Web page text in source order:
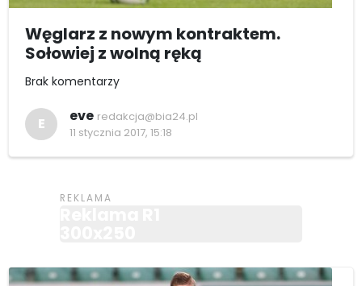
Węglarz z nowym kontraktem.
Sołowiej z wolną ręką
Brak komentarzy
E eve redakcja@bia24.pl
11 stycznia 2017, 15:18